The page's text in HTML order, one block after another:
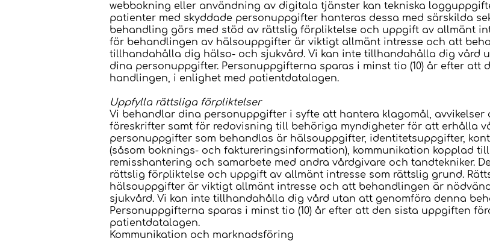
webbokning eller användning av digitala tjänster kan tekniska
patienter med skyddade personuppgifter hanteras dessa med särskilda
behandling görs med stöd av rättslig förpliktelse och uppgift av allmänt
för behandlingen av hälsouppgifter är viktigt allmänt intresse och att
tillhandahålla dig hälso- och sjukvård. Vi kan inte tillhandahålla dig vård
dina personuppgifter. Personuppgifterna sparas i minst tio (10) år efter att
handlingen, i enlighet med patientdatalagen.
Uppfylla rättsliga förpliktelser
Vi behandlar dina personuppgifter i syfte att hantera klagomål,
föreskrifter samt för redovisning till behöriga myndigheter för att erhålla
personuppgifter som behandlas är hälsouppgifter, identitetsuppgifter,
(såsom boknings- och faktureringsinformation), kommunikation kopplad
remisshantering och samarbete med andra vårdgivare och tandtekniker.
rättslig förpliktelse och uppgift av allmänt intresse som rättslig grund.
hälsouppgifter är viktigt allmänt intresse och att behandlingen är
sjukvård. Vi kan inte tillhandahålla dig vård utan att genomföra denna
Personuppgifterna sparas i minst tio (10) år efter att den sista uppgiften
patientdatalagen.
Kommunikation och marknadsföring